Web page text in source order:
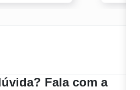
Fala com a